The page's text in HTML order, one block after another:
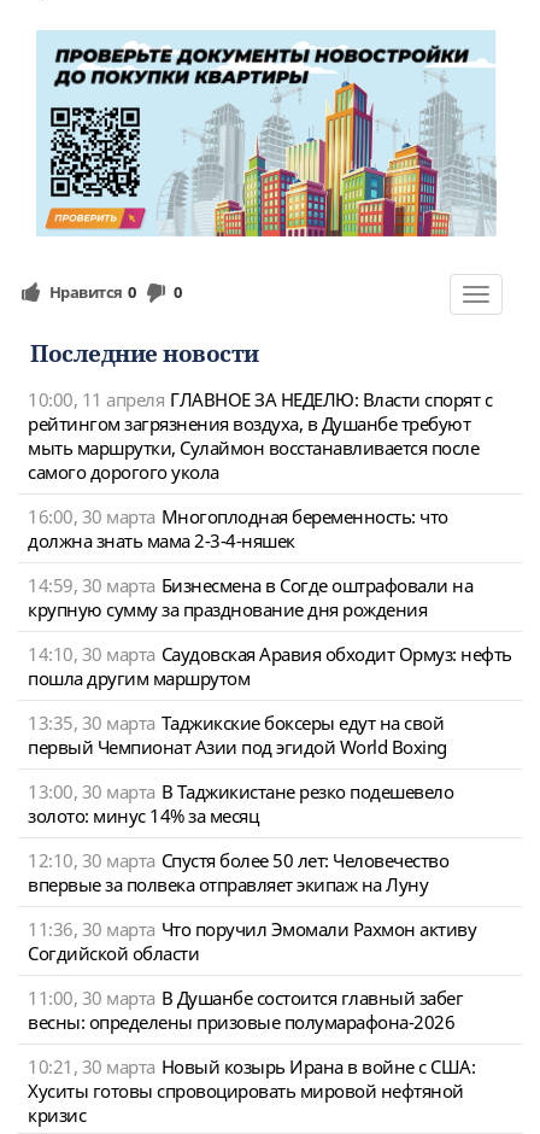
Toggle
Нравится 0 0
Последние новости
10:00, 11 апреля ГЛАВНОЕ ЗА НЕДЕЛЮ: Власти спорят с
рейтингом загрязнения воздуха, в Душанбе требуют
мыть маршрутки, Сулаймон восстанавливается после
самого дорогого укола
16:00, 30 марта Многоплодная беременность: что
должна знать мама 2-3-4-няшек
14:59, 30 марта Бизнесмена в Согде оштрафовали на
крупную сумму за празднование дня рождения
14:10, 30 марта Саудовская Аравия обходит Ормуз: нефть
пошла другим маршрутом
13:35, 30 марта Таджикские боксеры едут на свой
первый Чемпионат Азии под эгидой World Boxing
13:00, 30 марта В Таджикистане резко подешевело
золото: минус 14% за месяц
12:10, 30 марта Спустя более 50 лет: Человечество
впервые за полвека отправляет экипаж на Луну
11:36, 30 марта Что поручил Эмомали Рахмон активу
Согдийской области
11:00, 30 марта В Душанбе состоится главный забег
весны: определены призовые полумарафона-2026
10:21, 30 марта Новый козырь Ирана в войне с США:
Хуситы готовы спровоцировать мировой нефтяной
кризис